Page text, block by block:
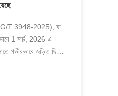
(HG/T 3948-2025), যা
1 মার্চ, 2026 এ
গভীরভাবে জড়িত ছিল।